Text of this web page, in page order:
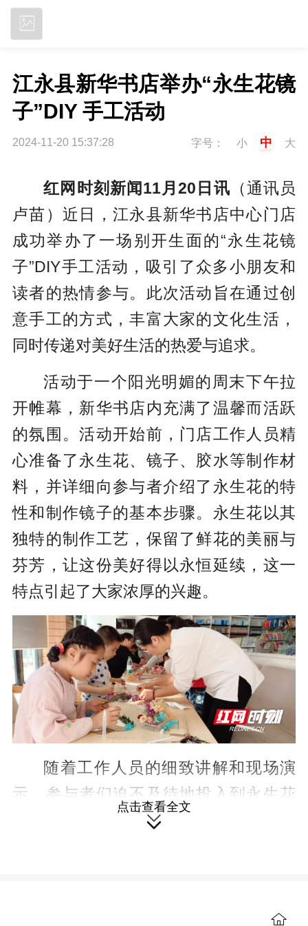
‌江永县新华书店举办“永生花镜
子”DIY 手工活动
2024-11-20 15:37:28 字号： 小 中 大
红网时刻新闻11月20日讯 （通讯员
卢苗）近日，江永县新华书店中心门店
成功举办了一场别开生面的“永生花镜
子”DIY手工活动，吸引了众多小朋友和
读者的热情参与。此次活动旨在通过创
意手工的方式，丰富大家的文化生活，
同时传递对美好生活的热爱与追求。
活动于一个阳光明媚的周末下午拉
开帷幕，新华书店内充满了温馨而活跃
的氛围。活动开始前，门店工作人员精
心准备了永生花、镜子、胶水等制作材
料，并详细向参与者介绍了永生花的特
性和制作镜子的基本步骤。永生花以其
独特的制作工艺，保留了鲜花的美丽与
芬芳，让这份美好得以永恒延续，这一
特点引起了大家浓厚的兴趣。
随着工作人员的细致讲解和现场演
示，参与者们迫不及待地投入到永生花
镜子的DIY创作中。大家根据个人喜好和
点击查看全文
